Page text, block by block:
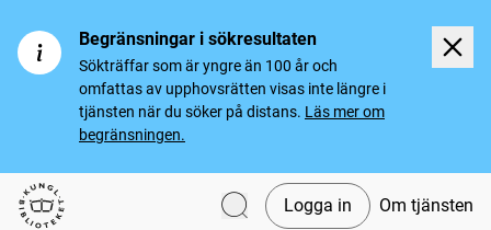
Begränsningar i sökresultaten
Sökträffar som är yngre än 100 år och
omfattas av upphovsrätten visas inte längre i
tjänsten när du söker på distans. Läs mer om
begränsningen.
Svenska tidningar
Logga in Om tjänsten